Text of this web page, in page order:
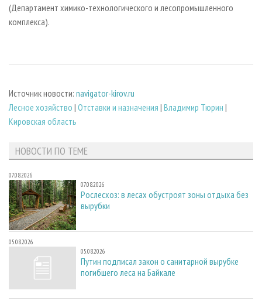
(Департамент химико-технологического и лесопромышленного
комплекса).
Источник новости: navigator-kirov.ru
Лесное хозяйство | Отставки и назначения | Владимир Тюрин |
Кировская область
НОВОСТИ ПО ТЕМЕ
07.08.2026
07.08.2026
Рослесхоз: в лесах обустроят зоны отдыха без
вырубки
05.08.2026
05.08.2026
Путин подписал закон о санитарной вырубке
погибшего леса на Байкале